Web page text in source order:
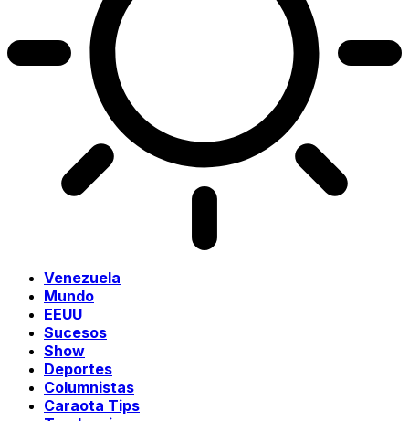
Venezuela
Mundo
EEUU
Sucesos
Show
Deportes
Columnistas
Caraota Tips